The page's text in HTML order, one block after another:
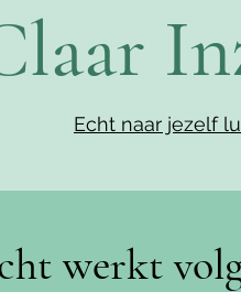
Echt naar jezelf
werkt